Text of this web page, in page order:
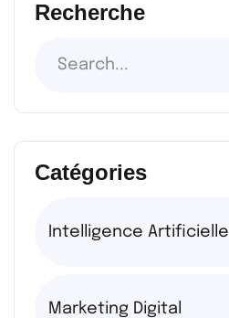
Recherche
Catégories
Intelligence Artificielle
Marketing Digital